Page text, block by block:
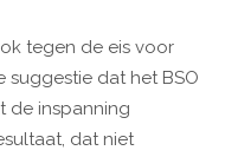
tegen de eis voor
suggestie dat het BSO
de inspanning
dat niet